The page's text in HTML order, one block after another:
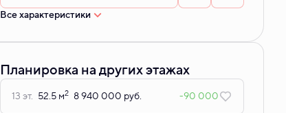
Все характеристики
Планировка на других этажах
13 эт. 52.5 м2 8 940 000 руб. -90 000